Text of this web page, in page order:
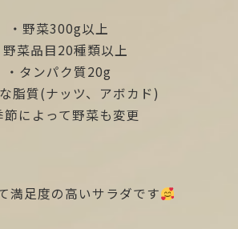
・野菜300g以上
野菜品目20種類以上
・タンパク質20g
脂質(ナッツ、アボカド)
節によって野菜も変更
満足度の高いサラダです